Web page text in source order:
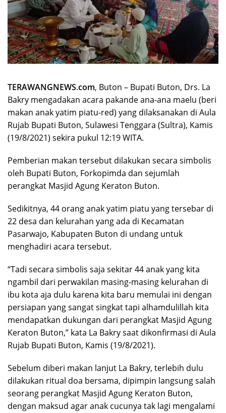
TERAWANGNEWS.com, Buton – Bupati Buton, Drs. La
Bakry mengadakan acara pakande ana-ana maelu (beri
makan anak yatim piatu-red) yang dilaksanakan di Aula
Rujab Bupati Buton, Sulawesi Tenggara (Sultra), Kamis
(19/8/2021) sekira pukul 12:19 WITA.
Pemberian makan tersebut dilakukan secara simbolis
oleh Bupati Buton, Forkopimda dan sejumlah
perangkat Masjid Agung Keraton Buton.
Sedikitnya, 44 orang anak yatim piatu yang tersebar di
22 desa dan kelurahan yang ada di Kecamatan
Pasarwajo, Kabupaten Buton di undang untuk
menghadiri acara tersebut.
“Tadi secara simbolis saja sekitar 44 anak yang kita
ngambil dari perwakilan masing-masing kelurahan di
ibu kota aja dulu karena kita baru memulai ini dengan
persiapan yang sangat singkat tapi alhamdulillah kita
mendapatkan dukungan dari perangkat Masjid Agung
Keraton Buton,” kata La Bakry saat dikonfirmasi di Aula
Rujab Bupati Buton, Kamis (19/8/2021).
Sebelum diberi makan lanjut La Bakry, terlebih dulu
dilakukan ritual doa bersama, dipimpin langsung salah
seorang perangkat Masjid Agung Keraton Buton,
dengan maksud agar anak cucunya tak lagi mengalami